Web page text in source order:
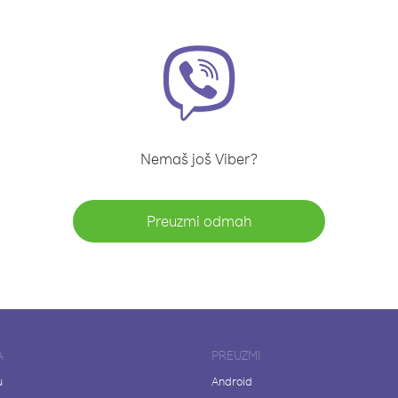
Nemaš još Viber?
Preuzmi odmah
PREUZMI
Android